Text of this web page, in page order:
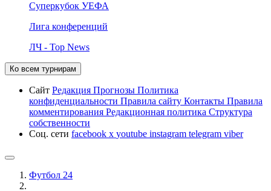
Суперкубок УЕФА
Лига конференций
ЛЧ - Top News
Ко всем турнирам
Сайт Редакция Прогнозы Политика
конфиденциальности Правила сайту Контакты Правила
комментирования Редакционная политика Структура
собственности
Соц. сети facebook x youtube instagram telegram viber
Футбол 24